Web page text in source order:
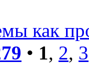
как
• 1, 2, 3